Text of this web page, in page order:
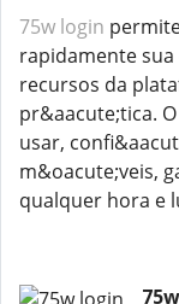
75w login
rapidamente
recursos da
pr&aacute;tica.
usar,
m&oacute;veis,
qualquer hora e